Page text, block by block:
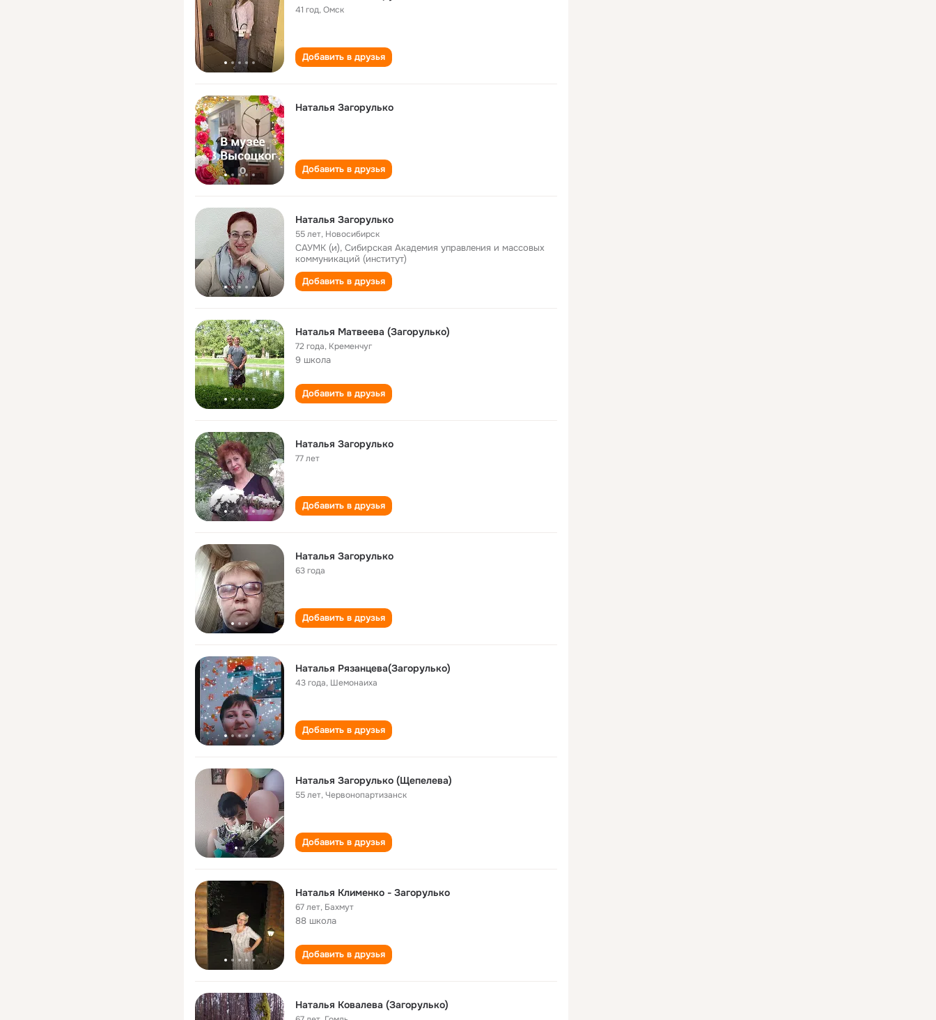
41 год,Омск
Добавить в друзья
Наталья Загорулько
Добавить в друзья
Наталья Загорулько
55 лет, Новосибирск
САУМК (и), Сибирская Академия управления и массовых
коммуникаций (институт)
Добавить в друзья
Наталья Матвеева (Загорулько)
72 года, Кременчуг
9 школа
Добавить в друзья
Наталья Загорулько
77 лет
Добавить в друзья
Наталья Загорулько
63 года
Добавить в друзья
Наталья Рязанцева(Загорулько)
43 года, Шемонаиха
Добавить в друзья
Наталья Загорулько (Щепелева)
55 лет,Червонопартизанск
Добавить в друзья
Наталья Клименко - Загорулько
67 лет, Бахмут
88 школа
Добавить в друзья
Наталья Ковалева (Загорулько)